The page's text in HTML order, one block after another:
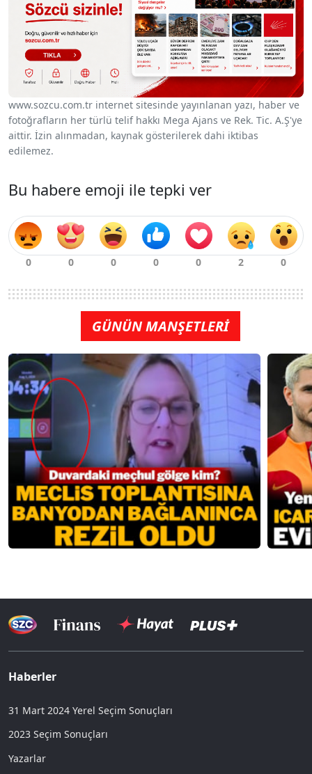
www.sozcu.com.tr internet sitesinde yayınlanan yazı, haber ve
fotoğrafların her türlü telif hakkı Mega Ajans ve Rek. Tic. A.Ş'ye
aittir. İzin alınmadan, kaynak gösterilerek dahi iktibas
edilemez.
Bu habere emoji ile tepki ver
GÜNÜN MANŞETLERİ
Haberler
31 Mart 2024 Yerel Seçim Sonuçları
2023 Seçim Sonuçları
Yazarlar